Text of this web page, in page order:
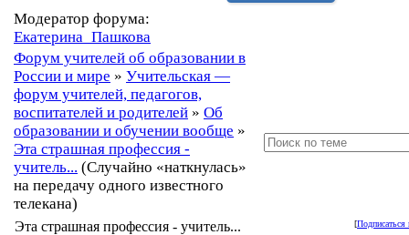
Модератор форума:
Екатерина_Пашкова
Форум учителей об образовании в
России и мире » Учительская —
форум учителей, педагогов,
воспитателей и родителей » Об
образовании и обучении вообще »
Эта страшная профессия -
учитель... (Случайно «наткнулась»
на передачу одного известного
телекана)
[Подписаться
Эта страшная профессия - учитель...